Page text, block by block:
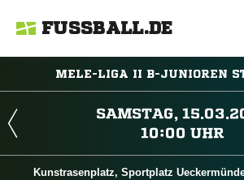
FUSSBALL.DE
MELE-LIGA II B-JUNIOREN

 
Kunstrasenplatz, Sportplatz